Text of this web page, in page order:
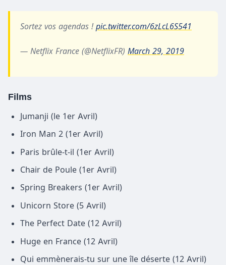
Sortez vos agendas ! pic.twitter.com/6zLcL6S541
— Netflix France (@NetflixFR) March 29, 2019
Films
Jumanji (le 1er Avril)
Iron Man 2 (1er Avril)
Paris brûle-t-il (1er Avril)
Chair de Poule (1er Avril)
Spring Breakers (1er Avril)
Unicorn Store (5 Avril)
The Perfect Date (12 Avril)
Huge en France (12 Avril)
Qui emmènerais-tu sur une île déserte (12 Avril)